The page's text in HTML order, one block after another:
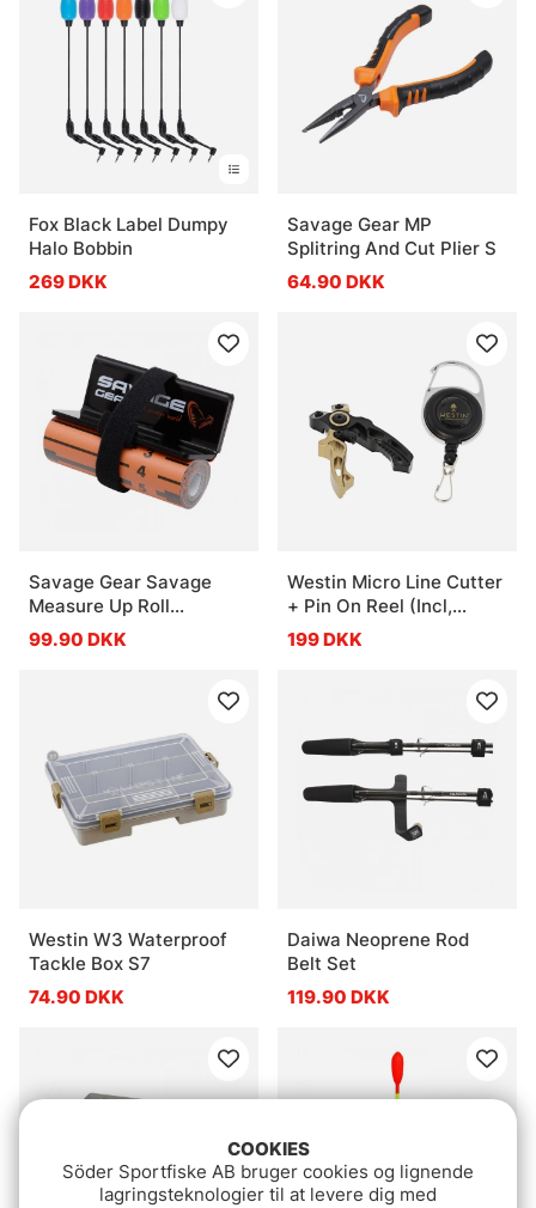
Fox Black Label Dumpy
Halo Bobbin
269 DKK
Savage Gear MP
Splitring And Cut Plier S
64.90 DKK
Savage Gear Savage
Measure Up Roll
8x130cm
99.90 DKK
Westin Micro Line Cutter
+ Pin On Reel (Incl,
Spare Blades) S
2,5''/6,3cm Black Sand
199 DKK
Westin W3 Waterproof
Tackle Box S7
74.90 DKK
Daiwa Neoprene Rod
Belt Set
119.90 DKK
COOKIES
Söder Sportfiske AB bruger cookies og lignende
lagringsteknologier til at levere dig med